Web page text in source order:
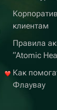
клиентам
Правила
“Atomic
Как
Флаувау